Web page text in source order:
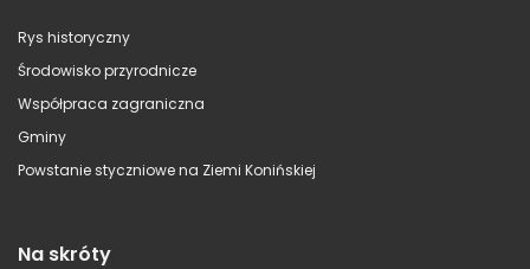
Rys historyczny
Środowisko przyrodnicze
Współpraca zagraniczna
Gminy
Powstanie styczniowe na Ziemi Konińskiej
Na skróty